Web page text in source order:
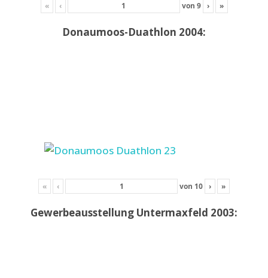
« ‹ von 9 › »
Donaumoos-Duathlon 2004:
« ‹ von 10 › »
Gewerbeausstellung Untermaxfeld 2003: